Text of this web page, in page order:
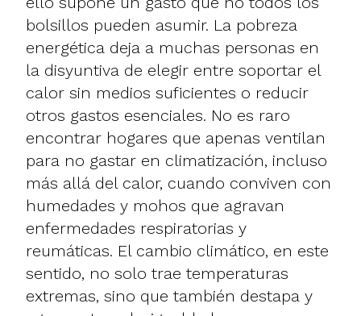
bolsillos pueden asumir. La pobreza
energética deja a muchas personas en
la disyuntiva de elegir entre soportar el
calor sin medios suficientes o reducir
otros gastos esenciales. No es raro
encontrar hogares que apenas ventilan
para no gastar en climatización, incluso
más allá del calor, cuando conviven con
humedades y mohos que agravan
enfermedades respiratorias y
reumáticas. El cambio climático, en este
sentido, no solo trae temperaturas
extremas, sino que también destapa y